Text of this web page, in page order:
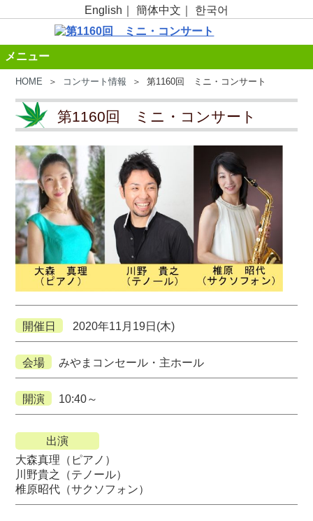
English 簡体中文 한국어
メニュー
HOME ＞ コンサート情報 ＞ 第1160回 ミニ・コンサート
第1160回 ミニ・コンサート
開催日 2020年11月19日(木)
会場 みやまコンセール・主ホール
開演 10:40～
出演
大森真理（ピアノ）
川野貴之（テノール）
椎原昭代（サクソフォン）